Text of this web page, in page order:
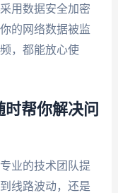
采用数据安全加密
的网络数据被监
，都能放心使
帮你解决问
业的技术团队提
线路波动，还是